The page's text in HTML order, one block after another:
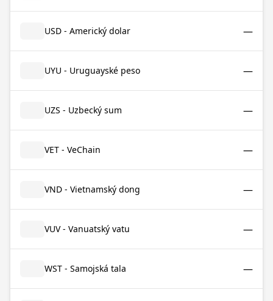
USD - Americký dolar —
UYU - Uruguayské peso —
UZS - Uzbecký sum —
VET - VeChain —
VND - Vietnamský dong —
VUV - Vanuatský vatu —
WST - Samojská tala —